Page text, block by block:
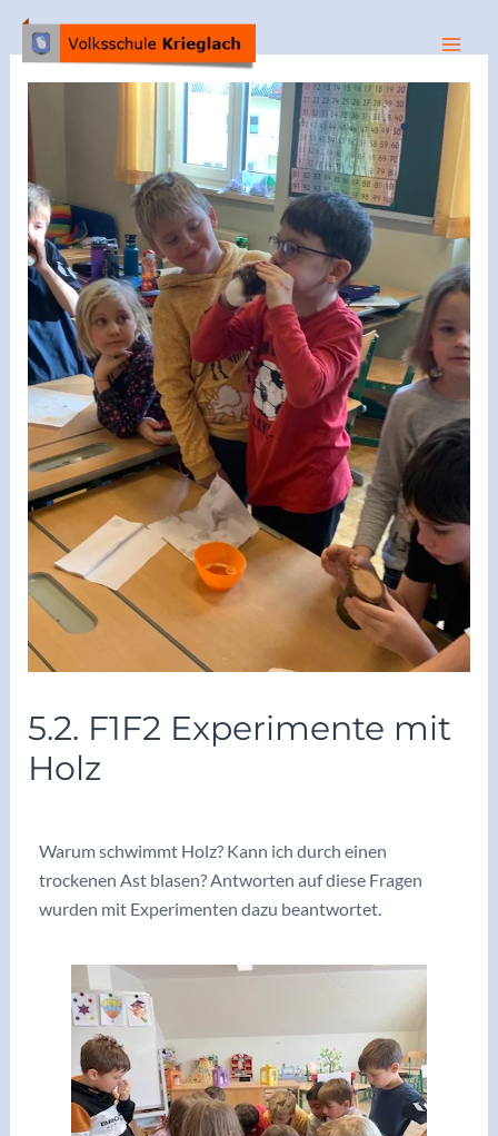
5.2. F1F2 Experimente mit
Holz
Warum schwimmt Holz? Kann ich durch einen
trockenen Ast blasen? Antworten auf diese Fragen
wurden mit Experimenten dazu beantwortet.